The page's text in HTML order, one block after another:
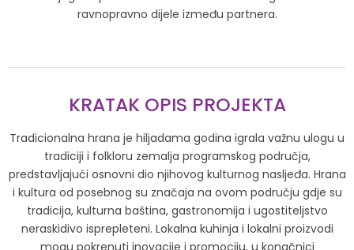
ravnopravno dijele između partnera.
KRATAK OPIS PROJEKTA
Tradicionalna hrana je hiljadama godina igrala važnu ulogu u
tradiciji i folkloru zemalja programskog područja,
predstavljajući osnovni dio njihovog kulturnog nasljeđa. Hrana
i kultura od posebnog su značaja na ovom području gdje su
tradicija, kulturna baština, gastronomija i ugostiteljstvo
neraskidivo isprepleteni. Lokalna kuhinja i lokalni proizvodi
mogu pokrenuti inovacije i promociju, u konačnici